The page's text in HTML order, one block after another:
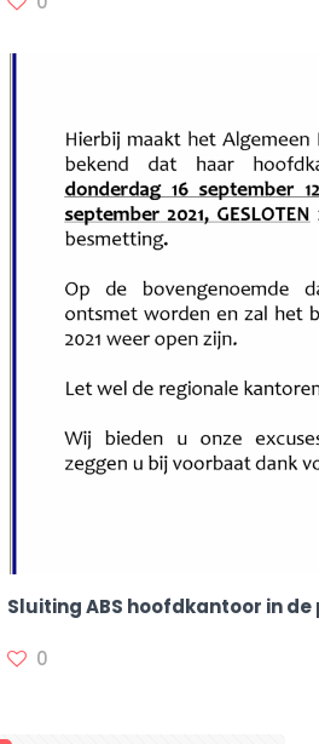
Sluiting ABS hoofdkantoor in
0